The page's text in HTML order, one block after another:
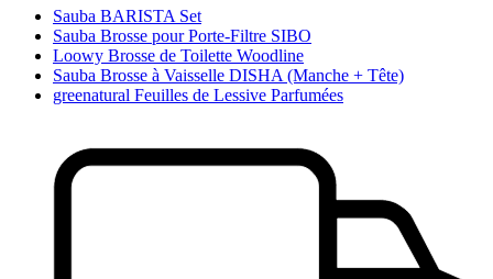
Sauba BARISTA Set
Sauba Brosse pour Porte-Filtre SIBO
Loowy Brosse de Toilette Woodline
Sauba Brosse à Vaisselle DISHA (Manche + Tête)
greenatural Feuilles de Lessive Parfumées